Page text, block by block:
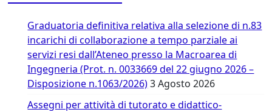
Graduatoria definitiva relativa alla selezione di n.83
incarichi di collaborazione a tempo parziale ai
servizi resi dall’Ateneo presso la Macroarea di
Ingegneria (Prot. n. 0033669 del 22 giugno 2026 –
Disposizione n.1063/2026) 3 Agosto 2026
Assegni per attività di tutorato e didattico-